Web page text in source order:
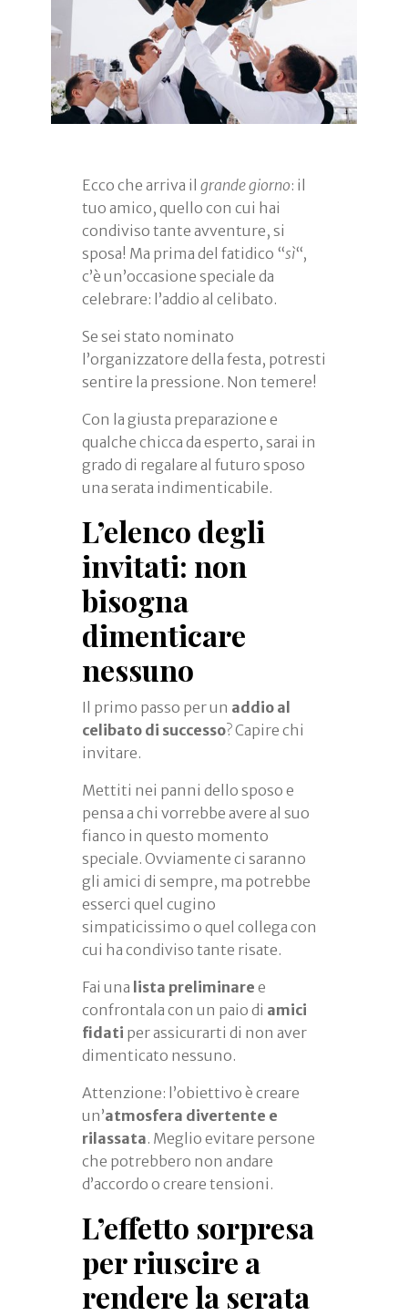
Ecco che arriva il grande giorno: il
tuo amico, quello con cui hai
condiviso tante avventure, si
sposa! Ma prima del fatidico “sì“,
c’è un’occasione speciale da
celebrare: l’addio al celibato.
Se sei stato nominato
l’organizzatore della festa, potresti
sentire la pressione. Non temere!
Con la giusta preparazione e
qualche chicca da esperto, sarai in
grado di regalare al futuro sposo
una serata indimenticabile.
L’elenco degli
invitati: non
bisogna
dimenticare
nessuno
Il primo passo per un addio al
celibato di successo? Capire chi
invitare.
Mettiti nei panni dello sposo e
pensa a chi vorrebbe avere al suo
fianco in questo momento
speciale. Ovviamente ci saranno
gli amici di sempre, ma potrebbe
esserci quel cugino
simpaticissimo o quel collega con
cui ha condiviso tante risate.
Fai una lista preliminare e
confrontala con un paio di amici
fidati per assicurarti di non aver
dimenticato nessuno.
Attenzione: l’obiettivo è creare
un’atmosfera divertente e
rilassata. Meglio evitare persone
che potrebbero non andare
d’accordo o creare tensioni.
L’effetto sorpresa
per riuscire a
rendere la serata